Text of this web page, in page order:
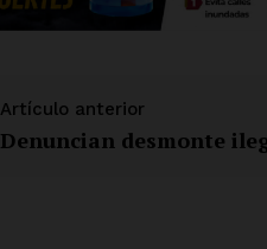
Artículo anterior
Denuncian desmonte